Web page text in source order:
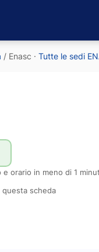
/ Enasc · Tutte le sedi
orario in meno di 1
questa scheda